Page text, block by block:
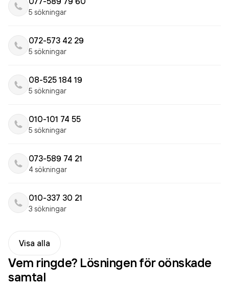
5 sökningar
072-573 42 29
5 sökningar
08-525 184 19
5 sökningar
010-101 74 55
5 sökningar
073-589 74 21
4 sökningar
010-337 30 21
3 sökningar
Visa alla
Vem ringde? Lösningen för oönskade
samtal